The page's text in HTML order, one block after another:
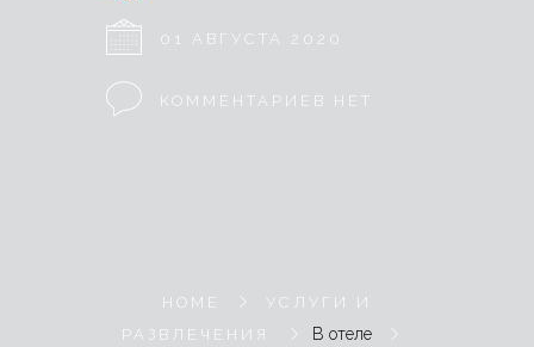
01 АВГУСТА 2020
КОММЕНТАРИЕВ НЕТ
HOME
УСЛУГИ И
РАЗВЛЕЧЕНИЯ
В отеле